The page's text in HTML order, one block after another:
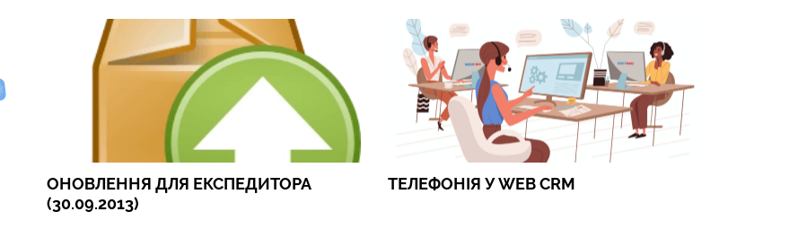
ОНОВЛЕННЯ ДЛЯ ЕКСПЕДИТОРА
(30.09.2013)
ТЕЛЕФОНІЯ У WEB CRM